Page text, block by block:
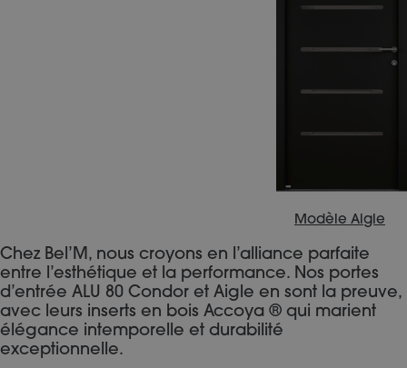
Modèle Aigle
Chez Bel’M, nous croyons en l’alliance parfaite
entre l’esthétique et la performance. Nos portes
d’entrée ALU 80 Condor et Aigle en sont la preuve,
avec leurs inserts en bois Accoya ® qui marient
élégance intemporelle et durabilité
exceptionnelle.